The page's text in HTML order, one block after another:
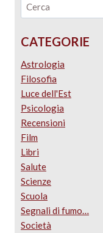
CATEGORIE
Astrologia
Filosofia
Luce dell'Est
Psicologia
Recensioni
Film
Libri
Salute
Scienze
Scuola
Segnali di fumo…
Società